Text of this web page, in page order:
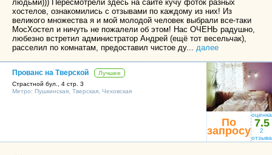
людьми))) Пересмотрели здесь на сайте кучу фоток разных
хостелов, ознакомились с отзывами по каждому из них! Из
великого множества я и мой молодой человек выбрали все-таки
МосХостел и ничуть не пожалели об этом! Нас ОЧЕНЬ радушно,
любезно встретил администратор Андрей (ещё тот весельчак),
расселил по комнатам, предоставил чистое ду... далее
Прованс на Тверской
Лучшее
Страстной бул., 4 стр. 3
Метро: Пушкинская Тверская Чеховская
По
запросу
оценка
7.5
2
отзыва